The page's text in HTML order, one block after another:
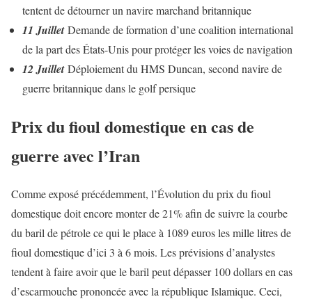
tentent de détourner un navire marchand britannique
11 JuilletDemande de formation d’une coalition international
de la part des États-Unis pour protéger les voies de navigation
12 JuilletDéploiement du HMS Duncan, second navire de
guerre britannique dans le golf persique
Prix du fioul domestique en cas de
guerre avec l’Iran
Comme exposé précédemment, l’Évolution du prix du fioul
domestique doit encore monter de 21% afin de suivre la courbe
du baril de pétrole ce qui le place à 1089 euros les mille litres de
fioul domestique d’ici 3 à 6 mois. Les prévisions d’analystes
tendent à faire avoir que le baril peut dépasser 100 dollars en cas
d’escarmouche prononcée avec la république Islamique. Ceci,